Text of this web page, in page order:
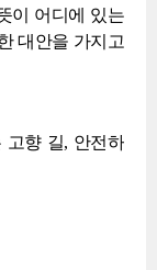
이 어디에 있는
대안을 가지고
고향 길, 안전하